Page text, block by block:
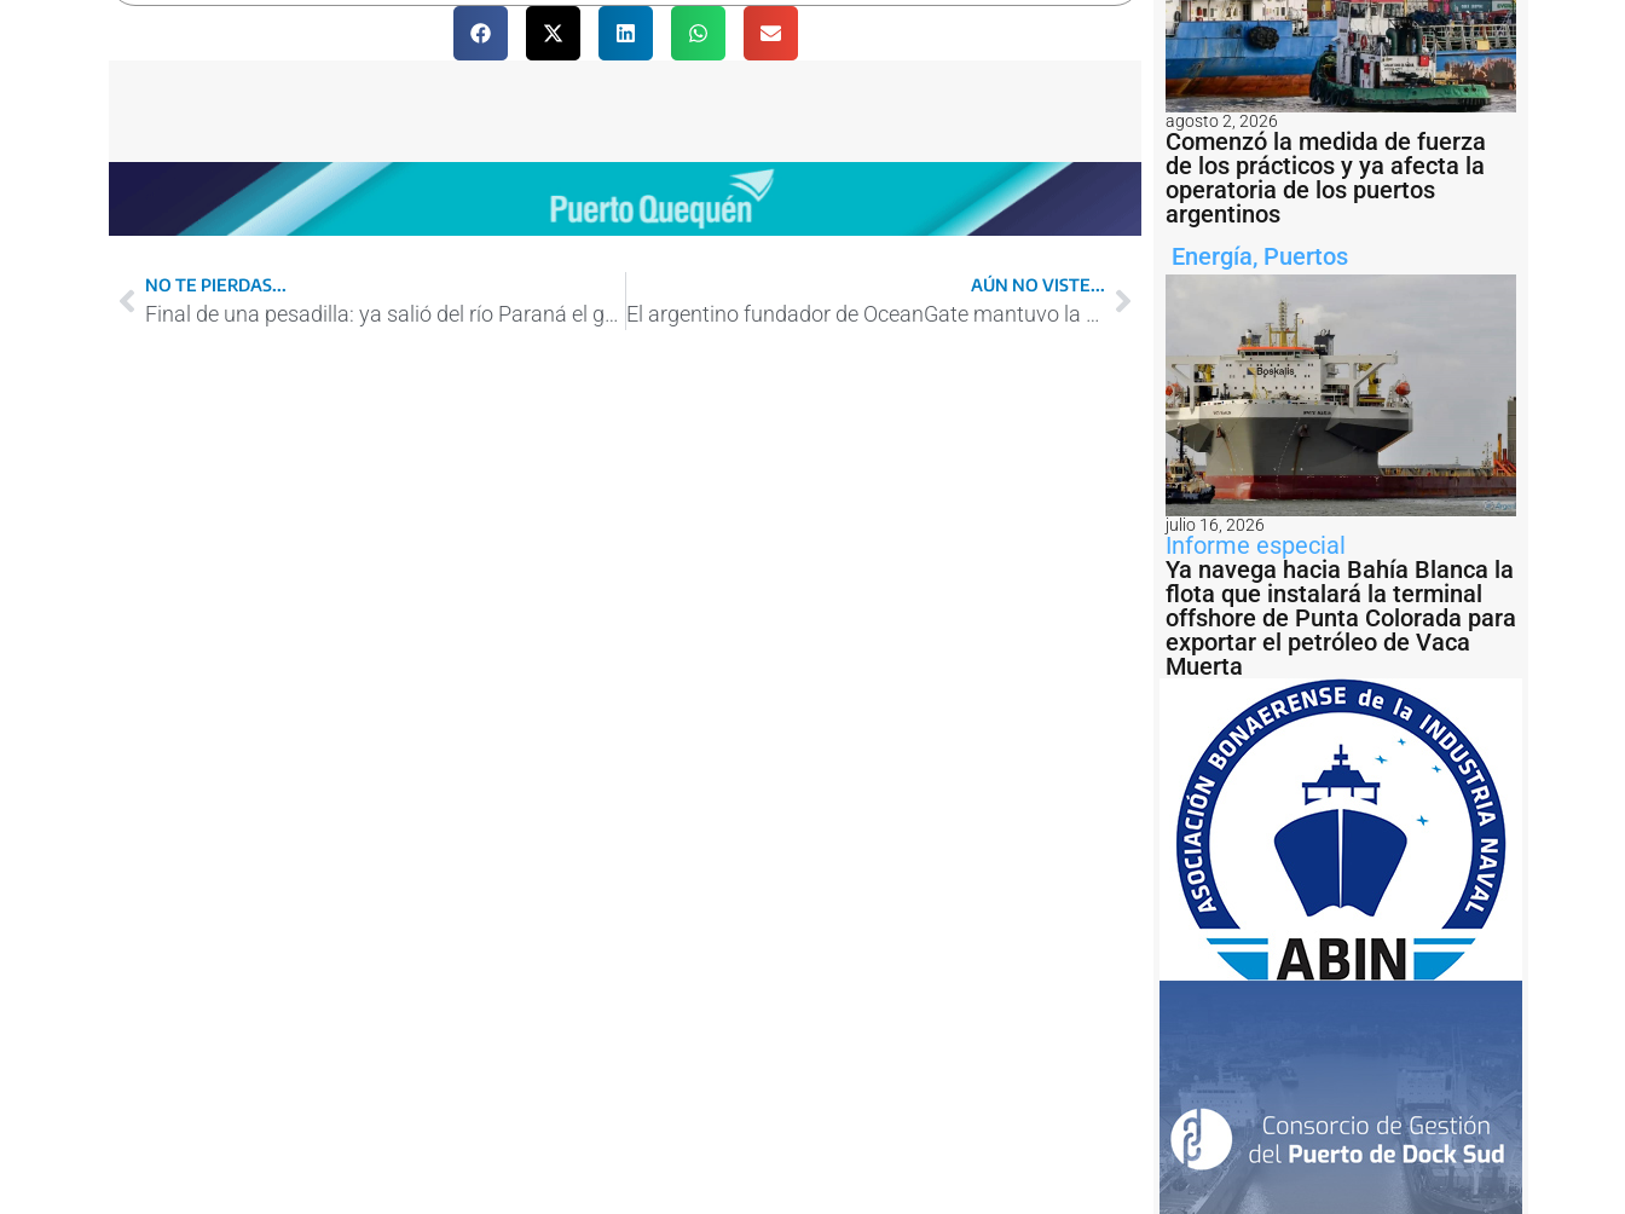
NO TE PIERDAS...
Final de una pesadilla: ya salió del río Paraná el granelero que estuvo varado varios días
AÚN NO VISTE...
El argentino fundador de OceanGate mantuvo la esperanza hasta último momento
agosto 2, 2026
Comenzó la medida de fuerza
de los prácticos y ya afecta la
operatoria de los puertos
argentinos
Energía, Puertos
julio 16, 2026
Informe especial
Ya navega hacia Bahía Blanca la
flota que instalará la terminal
offshore de Punta Colorada para
exportar el petróleo de Vaca
Muerta